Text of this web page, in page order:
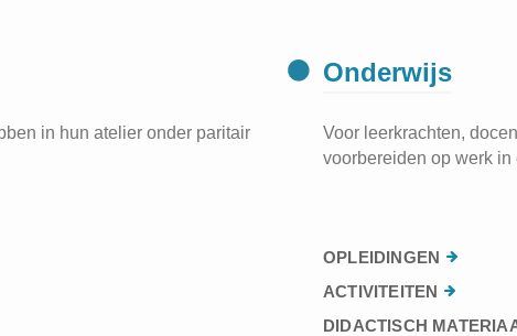
in hun atelier onder paritair
Onderwijs
Voor leerkrachten,
voorbereiden op werk
OPLEIDINGEN
ACTIVITEITEN
DIDACTISCH